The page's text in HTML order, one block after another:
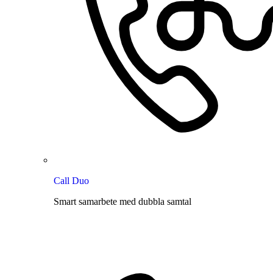
Call Duo
Smart samarbete med dubbla samtal